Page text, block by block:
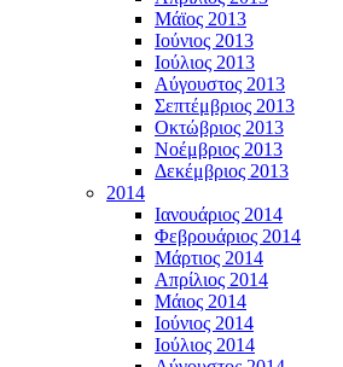
Μάϊος 2013
Ιούνιος 2013
Ιούλιος 2013
Αύγουστος 2013
Σεπτέμβριος 2013
Οκτώβριος 2013
Νοέμβριος 2013
Δεκέμβριος 2013
2014
Ιανουάριος 2014
Φεβρουάριος 2014
Μάρτιος 2014
Απρίλιος 2014
Μάιος 2014
Ιούνιος 2014
Ιούλιος 2014